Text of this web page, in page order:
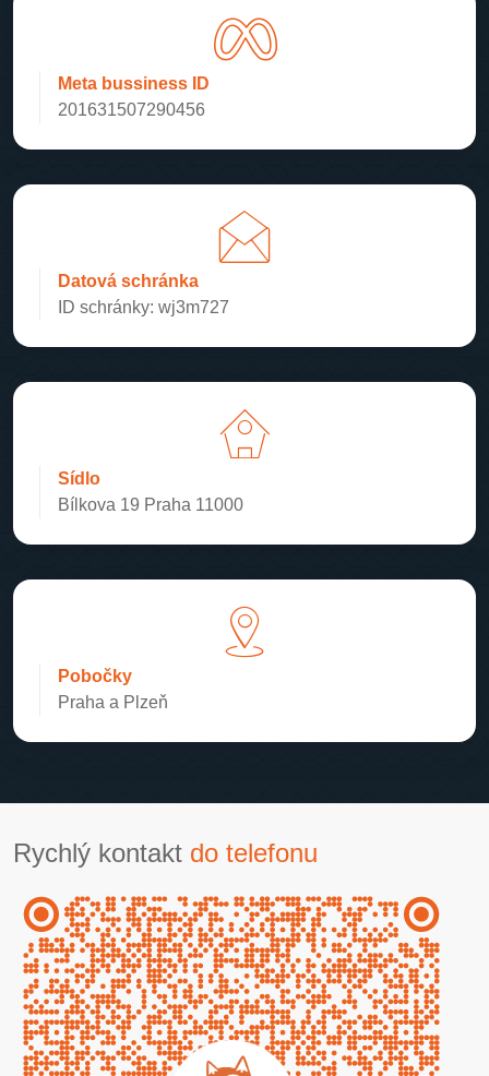
Meta bussiness ID
201631507290456
Datová schránka
ID schránky: wj3m727
Sídlo
Bílkova 19 Praha 11000
Pobočky
Praha a Plzeň
Rychlý kontakt do telefonu